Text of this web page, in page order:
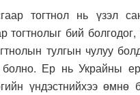
тогтнол нь үзэл
тогтнолыг бий болгодог,
тулгын чулуу
Ер нь Украйны
үндэстнийхээ өмнө